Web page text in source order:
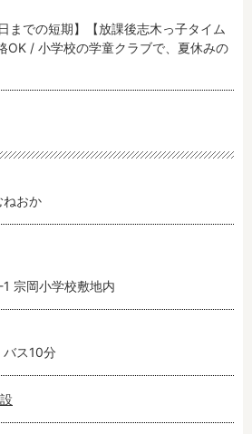
での短期】【放課後志木っ子タイム
OK / 小学校の学童クラブで、夏休みの
ねおか
宗岡小学校敷地内
バス10分